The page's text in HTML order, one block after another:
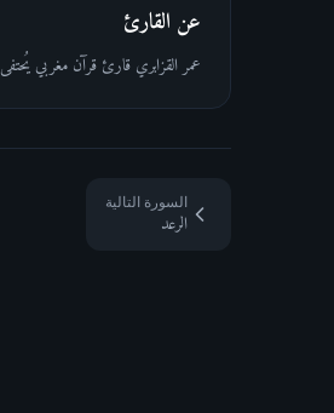
عن القارئ
عمر القزابري قارئ قرآن مغربي
السورة التالية
الرعد